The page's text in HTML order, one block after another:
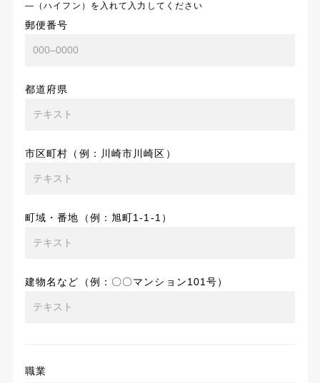
―（ハイフン）を入れて入力してください
郵便番号
都道府県
市区町村（例：川崎市川崎区）
町域・番地（例：旭町1-1-1）
建物名など（例：〇〇マンション101号）
職業